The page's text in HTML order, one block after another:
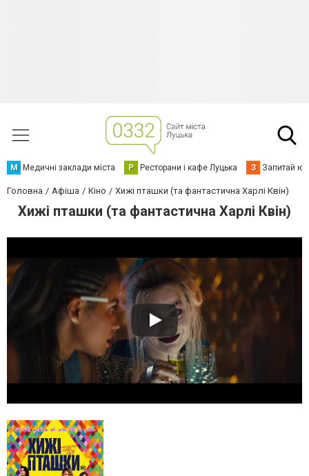
М Медичні заклади міста Р Ресторани і кафе Луцька З Запитай
Головна Афіша Кіно Хижі пташки (та фантастична Харлі Квін)
Хижі пташки (та фантастична Харлі Квін)